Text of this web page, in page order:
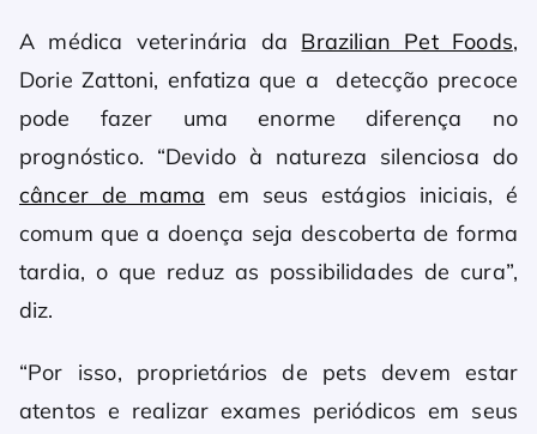
A médica veterinária da Brazilian Pet Foods,
Dorie Zattoni, enfatiza que a detecção precoce
pode fazer uma enorme diferença no
prognóstico. “Devido à natureza silenciosa do
câncer de mama em seus estágios iniciais, é
comum que a doença seja descoberta de forma
tardia, o que reduz as possibilidades de cura”,
diz.
“Por isso, proprietários de pets devem estar
atentos e realizar exames periódicos em seus